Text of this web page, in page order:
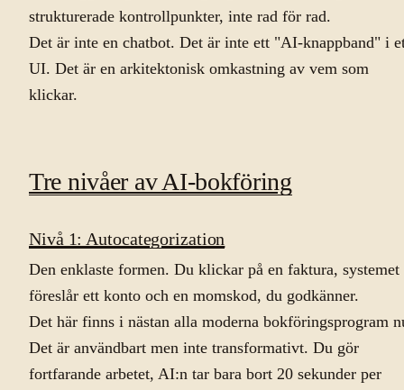
strukturerade kontrollpunkter, inte rad för rad.
Det är inte en chatbot. Det är inte ett "AI-knappband" i
UI. Det är en arkitektonisk omkastning av vem som
klickar.
Tre nivåer av AI-bokföring
Nivå 1: Autocategorization
Den enklaste formen. Du klickar på en faktura, systemet
föreslår ett konto och en momskod, du godkänner.
Det här finns i nästan alla moderna bokföringsprogram
Det är användbart men inte transformativt. Du gör
fortfarande arbetet, AI:n tar bara bort 20 sekunder per